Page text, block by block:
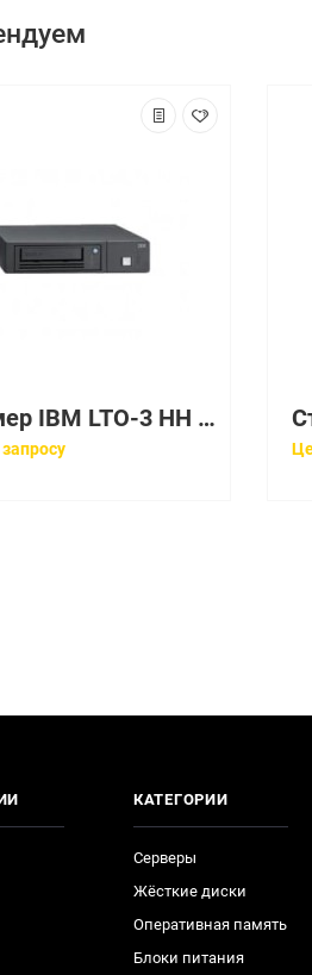
Стример IBM LTO-3 HH EXTERNAL TAPE DRIVE LVD [3580-H3L]
КАТЕГОРИИ
Серверы
Жёсткие диски
Оперативная память
Блоки питания